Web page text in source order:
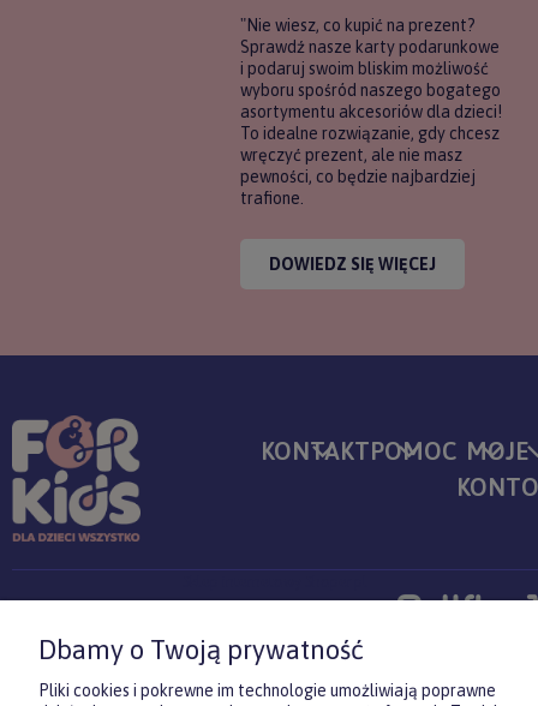
"Nie wiesz, co kupić na prezent?
Sprawdź nasze karty podarunkowe
i podaruj swoim bliskim możliwość
wyboru spośród naszego bogatego
asortymentu akcesoriów dla dzieci!
To idealne rozwiązanie, gdy chcesz
wręczyć prezent, ale nie masz
pewności, co będzie najbardziej
trafione.
DOWIEDZ SIĘ WIĘCEJ
KONTAKTPOMOC MOJE
KONTO
Dbamy o Twoją prywatność
Pliki cookies i pokrewne im technologie umożliwiają poprawne